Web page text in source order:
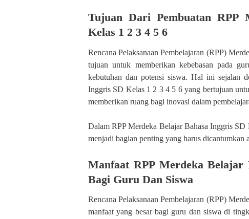
Tujuan Dari Pembuatan RPP
Kelas 1 2 3 4 5 6
Rencana Pelaksanaan Pembelajaran (RPP)
tujuan untuk memberikan kebebasan pada
kebutuhan dan potensi siswa. Hal ini sejalan
Inggris SD Kelas 1 2 3 4 5 6 yang bertujuan
memberikan ruang bagi inovasi dalam
Dalam RPP Merdeka Belajar Bahasa Inggris
menjadi bagian penting yang harus dicantumkan
Manfaat RPP Merdeka
Bagi Guru Dan Siswa
Rencana Pelaksanaan Pembelajaran (RPP)
manfaat yang besar bagi guru dan siswa di